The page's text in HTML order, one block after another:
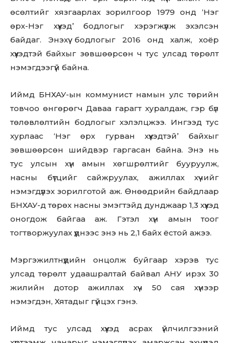
өсөлтийг хязгаарлах зорилгоор 1979 онд ‘Нэг
өрх-Нэг хүүхэд’ бодлогыг хэрэгжүүлж эхэлсэн
байдаг. Энэхүү бодлогыг 2016 онд халж, хоёр
хүүхэдтэй байхыг зөвшөөрсөн ч тус улсад төрөлт
нэмэгдээгүй байна.
Иймд БНХАУ-ын коммунист намын улс төрийн
товчоо өнгөрөгч Даваа гарагт хуралдаж, гэр бүл
төлөвлөлтийн бодлогыг хэлэлцжээ. Ингээд тус
хурлаас ‘Нэг өрх гурван хүүхэдтэй’ байхыг
зөвшөөрсөн шийдвэр гаргасан байна. Энэ нь
тус улсын хүн амын хөгшрөлтийг бууруулж,
насны бүтцийг сайжруулах, ажиллах хүчийг
нэмэгдүүлэх зорилготой аж. Өнөөдрийн байдлаар
БНХАУ-д төрөх насны эмэгтэйд дунджаар 1,3 хүүхэд
оногдож байгаа аж. Гэтэл хүн амын тоог
тогтворжуулах үүднээс энэ нь 2,1 байх ёстой ажээ.
Мэргэжилтнүүдийн онцолж буйгаар хэрэв тус
улсад төрөлт удаашралтай байвал АНУ ирэх 30
жилийн дотор ажиллах хүч 50 сая хүнээр
нэмэгдэн, Хятадыг гүйцэх гэнэ.
Иймд тус улсад хүүхэд асрах үйлчилгээний